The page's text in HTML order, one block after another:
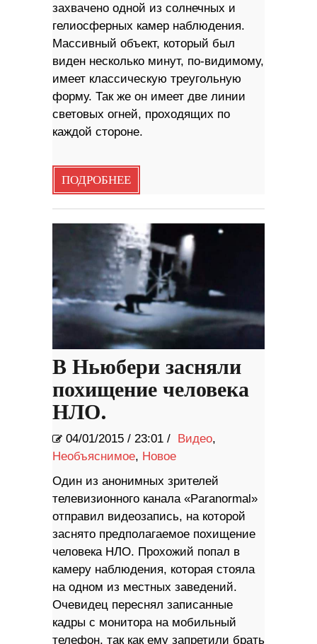
захвачено одной из солнечных и
гелиосферных камер наблюдения.
Массивный объект, который был
виден несколько минут, по-видимому,
имеет классическую треугольную
форму. Так же он имеет две линии
световых огней, проходящих по
каждой стороне.
ПОДРОБНЕЕ
В Ньюбери засняли
похищение человека
НЛО.
04/01/2015 / 23:01 / Видео,
Необъяснимое, Новое
Один из анонимных зрителей
телевизионного канала «Paranormal»
отправил видеозапись, на которой
заснято предполагаемое похищение
человека НЛО. Прохожий попал в
камеру наблюдения, которая стояла
на одном из местных заведений.
Очевидец переснял записанные
кадры с монитора на мобильный
телефон, так как ему запретили брать